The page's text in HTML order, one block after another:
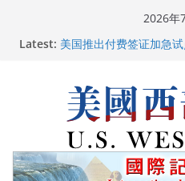
2026年
Latest: 美国推出付费签证加急
美国最高法院维持“出生
人！
中国驻美国大使谢锋邀
再次访华
广州市沉香协会会长周